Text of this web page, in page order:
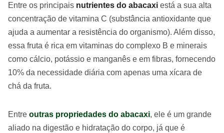
Entre os principais nutrientes do abacaxi está a sua alta
concentração de vitamina C (substância antioxidante que
ajuda a aumentar a resistência do organismo). Além disso,
essa fruta é rica em vitaminas do complexo B e minerais
como cálcio, potássio e manganês e em fibras, fornecendo
10% da necessidade diária com apenas uma xícara de
chá da fruta.
Entre outras propriedades do abacaxi, ele é um grande
aliado na digestão e hidratação do corpo, já que é